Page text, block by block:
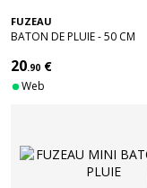
FUZEAU
BATON DE PLUIE - 50 CM
20.90 €
Web